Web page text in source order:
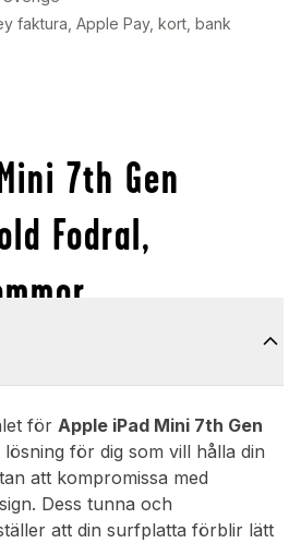
faktura, Apple Pay, kort, bank
7th Gen
Fodral,
för Apple iPad Mini 7th Gen
lösning för dig som vill hålla din
att kompromissa med
Dess tunna och
att din surfplatta förblir lätt